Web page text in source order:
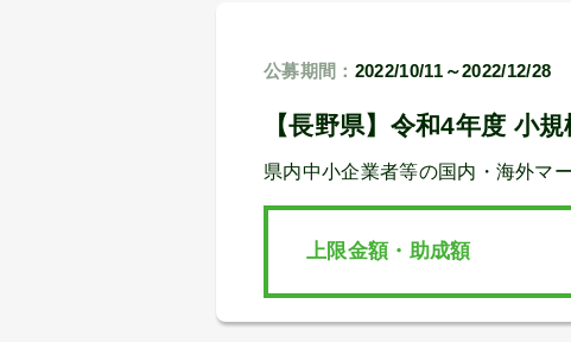
公募期間： 2022/10/11～2022/12/28
【長野県】令和4年度 小
県内中小企業者等の国内・海外マ
上限金額・助成額